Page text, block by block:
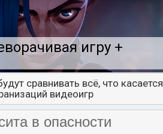
игру +
сравнивать всё, что касается
видеоигр
в опасности